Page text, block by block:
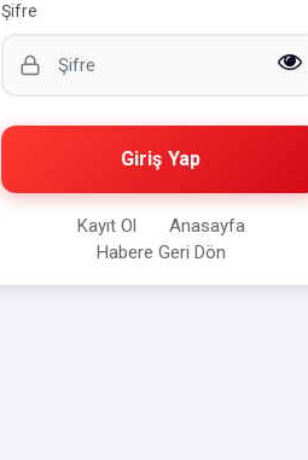
Şifre
Giriş Yap
Kayıt Ol
Anasayfa
Habere Geri Dön